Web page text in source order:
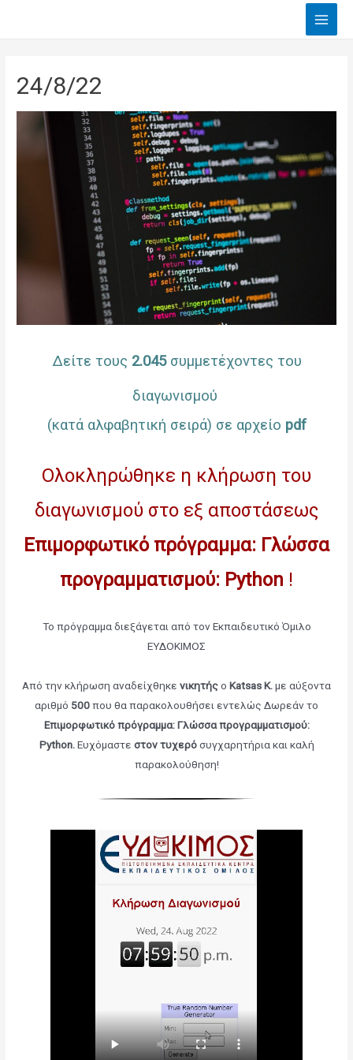
Main
24/8/22
Δείτε τους 2.045συμμετέχοντες του
διαγωνισμού
(κατά αλφαβητική σειρά) σε αρχείο pdf
Ολοκληρώθηκε η κλήρωση του
διαγωνισμού στο εξ αποστάσεως
Επιμορφωτικό πρόγραμμα: Γλώσσα
προγραμματισμού: Python !
Το πρόγραμμα διεξάγεται από τον Εκπαιδευτικό Όμιλο
ΕΥΔΟΚΙΜΟΣ
Από την κλήρωση αναδείχθηκε νικητήςο Katsas K.με αύξοντα
αριθμό 500που θα παρακολουθήσει εντελώς Δωρεάν το
Επιμορφωτικό πρόγραμμα: Γλώσσα προγραμματισμού:
Python.Ευχόμαστε στον τυχερόσυγχαρητήρια και καλή
παρακολούθηση!